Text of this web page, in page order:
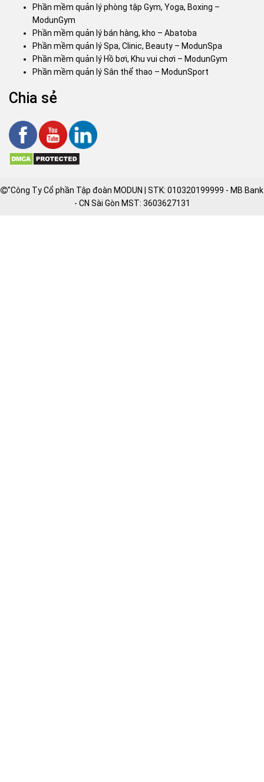
Phần mềm quản lý phòng tập Gym, Yoga, Boxing –
ModunGym
Phần mềm quản lý bán hàng, kho – Abatoba
Phần mềm quản lý Spa, Clinic, Beauty – ModunSpa
Phần mềm quản lý Hồ bơi, Khu vui chơi – ModunGym
Phần mềm quản lý Sân thể thao – ModunSport
Chia sẻ
"Công Ty Cổ phần Tập đoàn MODUN | STK: 010320199999 - MB Bank
- CN Sài Gòn MST: 3603627131